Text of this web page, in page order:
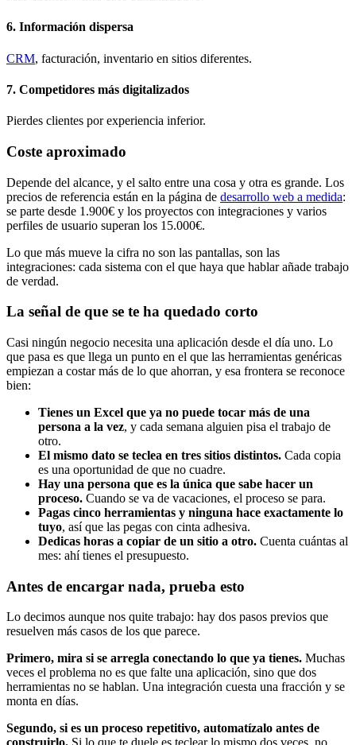
6. Información dispersa
CRM, facturación, inventario en sitios diferentes.
7. Competidores más digitalizados
Pierdes clientes por experiencia inferior.
Coste aproximado
Depende del alcance, y el salto entre una cosa y otra es grande. Los
precios de referencia están en la página de desarrollo web a medida:
se parte desde 1.900€ y los proyectos con integraciones y varios
perfiles de usuario superan los 15.000€.
Lo que más mueve la cifra no son las pantallas, son las
integraciones: cada sistema con el que haya que hablar añade trabajo
de verdad.
La señal de que se te ha quedado corto
Casi ningún negocio necesita una aplicación desde el día uno. Lo
que pasa es que llega un punto en el que las herramientas genéricas
empiezan a costar más de lo que ahorran, y esa frontera se reconoce
bien:
Tienes un Excel que ya no puede tocar más de una
persona a la vez, y cada semana alguien pisa el trabajo de
otro.
El mismo dato se teclea en tres sitios distintos. Cada copia
es una oportunidad de que no cuadre.
Hay una persona que es la única que sabe hacer un
proceso. Cuando se va de vacaciones, el proceso se para.
Pagas cinco herramientas y ninguna hace exactamente lo
tuyo, así que las pegas con cinta adhesiva.
Dedicas horas a copiar de un sitio a otro. Cuenta cuántas al
mes: ahí tienes el presupuesto.
Antes de encargar nada, prueba esto
Lo decimos aunque nos quite trabajo: hay dos pasos previos que
resuelven más casos de los que parece.
Primero, mira si se arregla conectando lo que ya tienes. Muchas
veces el problema no es que falte una aplicación, sino que dos
herramientas no se hablan. Una integración cuesta una fracción y se
monta en días.
Segundo, si es un proceso repetitivo, automatízalo antes de